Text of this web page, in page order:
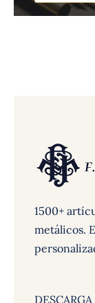
1500+
metálicos.